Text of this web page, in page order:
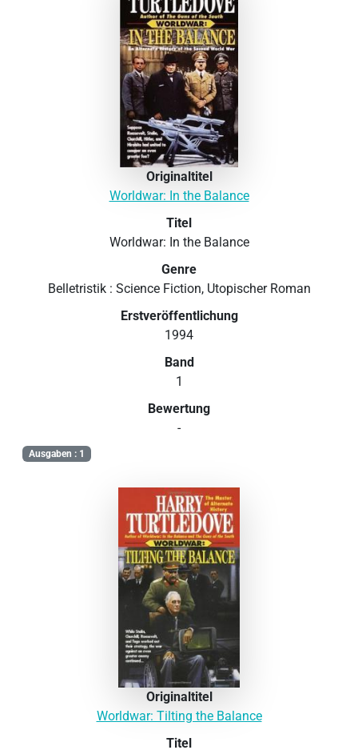
Originaltitel
Worldwar: In the Balance
Titel
Worldwar: In the Balance
Genre
Belletristik : Science Fiction, Utopischer Roman
Erstveröffentlichung
1994
Band
1
Bewertung
-
Ausgaben : 1
Originaltitel
Worldwar: Tilting the Balance
Titel